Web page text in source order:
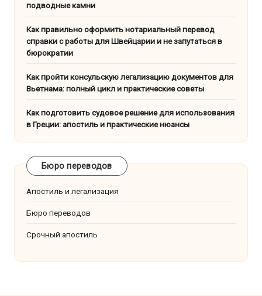
подводные камни
Как правильно оформить нотариальный перевод
справки с работы для Швейцарии и не запутаться в
бюрократии
Как пройти консульскую легализацию документов для
Вьетнама: полный цикл и практические советы
Как подготовить судовое решение для использования
в Греции: апостиль и практические нюансы
Бюро переводов
Апостиль и легализация
Бюро переводов
Срочный апостиль